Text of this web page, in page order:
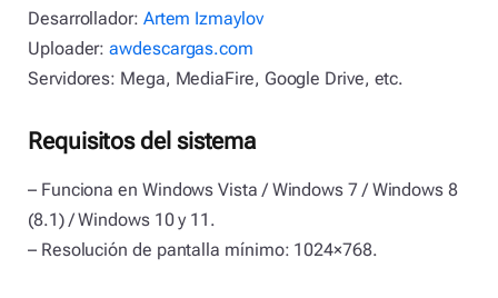
Desarrollador: Artem Izmaylov
Uploader:awdescargas.com
Servidores: Mega, MediaFire, Google Drive, etc.
Requisitos del sistema
– Funciona en Windows Vista / Windows 7 / Windows 8
(8.1) / Windows 10 y 11.
– Resolución de pantalla mínimo: 1024×768.